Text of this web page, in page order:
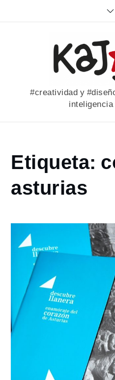
#creatividad y
Home
portfolio
concejo
de
Etiqueta:
asturias